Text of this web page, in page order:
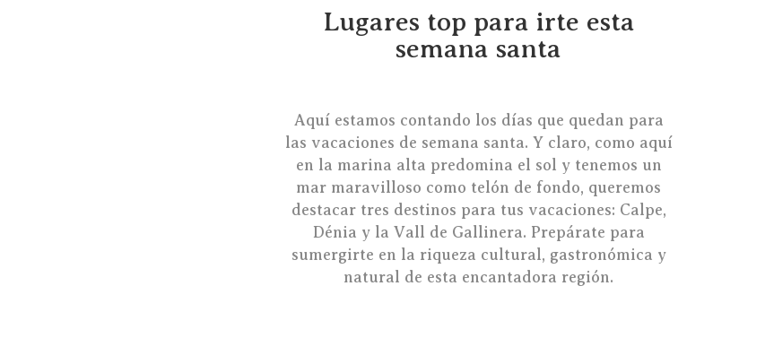
Lugares top para irte esta
semana santa
Aquí estamos contando los días que quedan para
las vacaciones de semana santa. Y claro, como aquí
en la marina alta predomina el sol y tenemos un
mar maravilloso como telón de fondo, queremos
destacar tres destinos para tus vacaciones: Calpe,
Dénia y la Vall de Gallinera. Prepárate para
sumergirte en la riqueza cultural, gastronómica y
natural de esta encantadora región.